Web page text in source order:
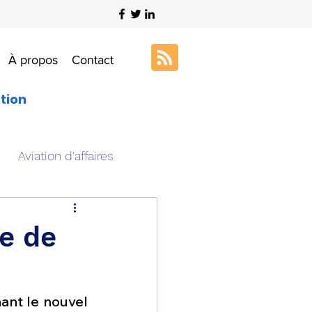
À propos Contact
Aviation d'affaires
Art & Aviation
de
le nouvel